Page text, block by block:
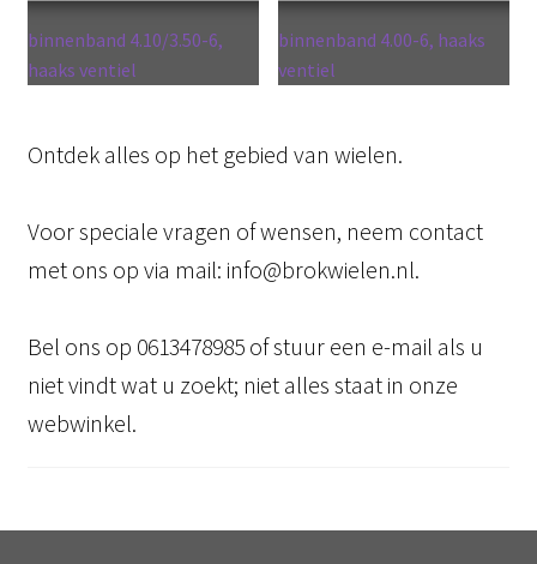
binnenband 4.10/3.50-6,
haaks ventiel
binnenband 4.00-6, haaks
ventiel
Ontdek alles op het gebied van wielen.
Voor speciale vragen of wensen, neem contact
met ons op via mail: info@brokwielen.nl.
Bel ons op 0613478985 of stuur een e-mail als u
niet vindt wat u zoekt; niet alles staat in onze
webwinkel.